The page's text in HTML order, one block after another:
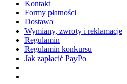
Kontakt
Formy płatności
Dostawa
Wymiany, zwroty i reklamacje
Regulamin
Regulamin konkursu
Jak zapłacić PayPo